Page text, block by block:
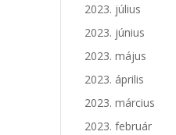
2023. július
2023. június
2023. május
2023. április
2023. március
2023. február